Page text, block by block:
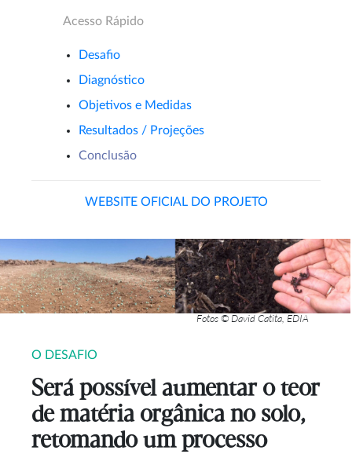
Acesso Rápido
Desafio
Diagnóstico
Objetivos e Medidas
Resultados / Projeções
Conclusão
WEBSITE OFICIAL DO PROJETO
Fotos © David Catita, EDIA
O DESAFIO
Será possível aumentar o teor
de matéria orgânica no solo,
retomando um processo